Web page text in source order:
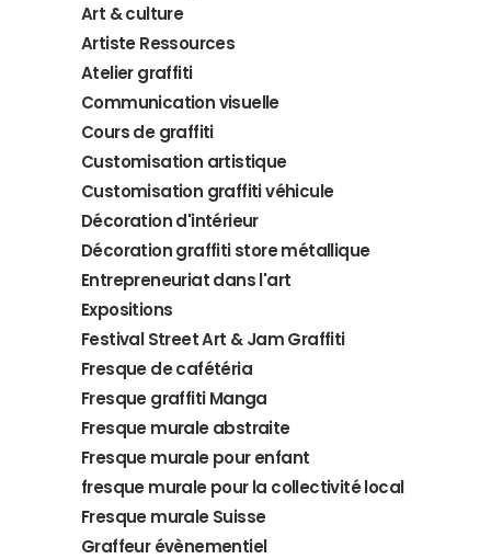
Art & culture
Artiste Ressources
Atelier graffiti
Communication visuelle
Cours de graffiti
Customisation artistique
Customisation graffiti véhicule
Décoration d'intérieur
Décoration graffiti store métallique
Entrepreneuriat dans l'art
Expositions
Festival Street Art & Jam Graffiti
Fresque de cafétéria
Fresque graffiti Manga
Fresque murale abstraite
Fresque murale pour enfant
fresque murale pour la collectivité local
Fresque murale Suisse
Graffeur évènementiel